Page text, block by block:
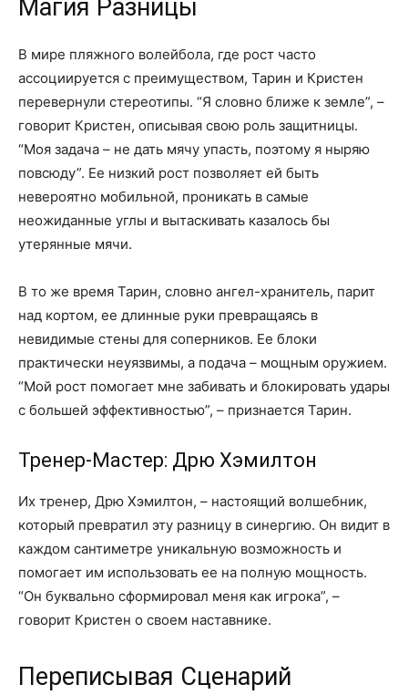
Магия Разницы
В мире пляжного волейбола, где рост часто
ассоциируется с преимуществом, Тарин и Кристен
перевернули стереотипы. “Я словно ближе к земле”, –
говорит Кристен, описывая свою роль защитницы.
“Моя задача – не дать мячу упасть, поэтому я ныряю
повсюду”. Ее низкий рост позволяет ей быть
невероятно мобильной, проникать в самые
неожиданные углы и вытаскивать казалось бы
утерянные мячи.
В то же время Тарин, словно ангел-хранитель, парит
над кортом, ее длинные руки превращаясь в
невидимые стены для соперников. Ее блоки
практически неуязвимы, а подача – мощным оружием.
“Мой рост помогает мне забивать и блокировать удары
с большей эффективностью”, – признается Тарин.
Тренер-Мастер: Дрю Хэмилтон
Их тренер, Дрю Хэмилтон, – настоящий волшебник,
который превратил эту разницу в синергию. Он видит в
каждом сантиметре уникальную возможность и
помогает им использовать ее на полную мощность.
“Он буквально сформировал меня как игрока”, –
говорит Кристен о своем наставнике.
Переписывая Сценарий